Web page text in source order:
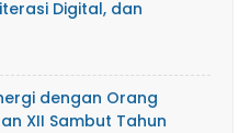
Digital, dan
dengan Orang
XII Sambut Tahun